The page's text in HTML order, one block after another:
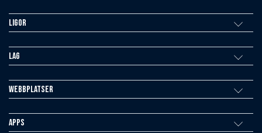
Ligor
Lag
Webbplatser
Apps